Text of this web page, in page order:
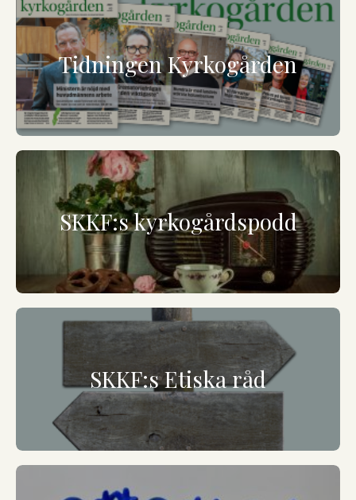
Tidningen Kyrkogården
SKKF:s kyrkogårdspodd
SKKF:s Etiska råd